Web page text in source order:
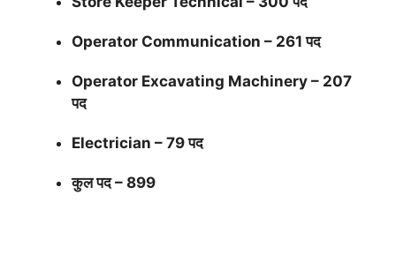
Operator Communication – 261 पद
Operator Excavating Machinery – 207
पद
Electrician – 79 पद
कुल पद – 899